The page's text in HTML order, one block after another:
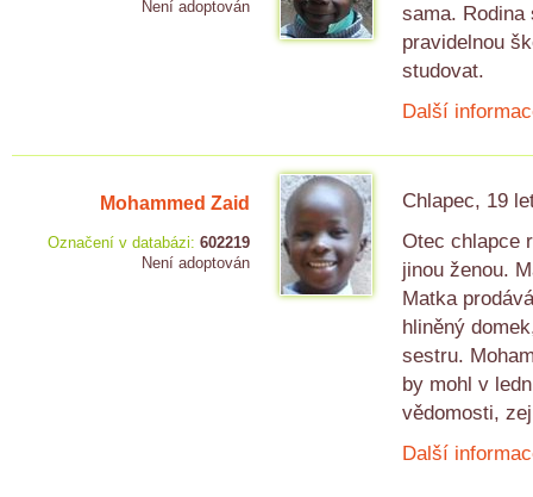
Není adoptován
sama. Rodina
pravidelnou
studovat.
Další
Mohammed Zaid
Označení v databázi: 602219
Není adoptován
Chlapec, 19
Otec chlapce
jinou ženou.
Matka
hliněný
sestru.
by mohl v
vědomosti,
Další